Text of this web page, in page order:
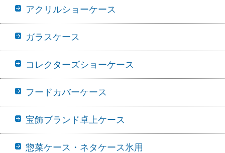
アクリルショーケース
ガラスケース
コレクターズショーケース
フードカバーケース
宝飾ブランド卓上ケース
惣菜ケース・ネタケース氷用